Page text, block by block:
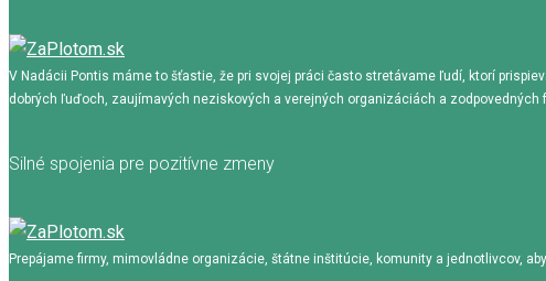
V Nadácii Pontis máme to šťastie, že pri svojej práci často stretávame ľudí, ktorí
dobrých ľuďoch, zaujímavých neziskových a verejných organizáciách a
Silné spojenia pre pozitívne zmeny
Prepájame firmy, mimovládne organizácie, štátne inštitúcie, komunity a jednotlivcov,